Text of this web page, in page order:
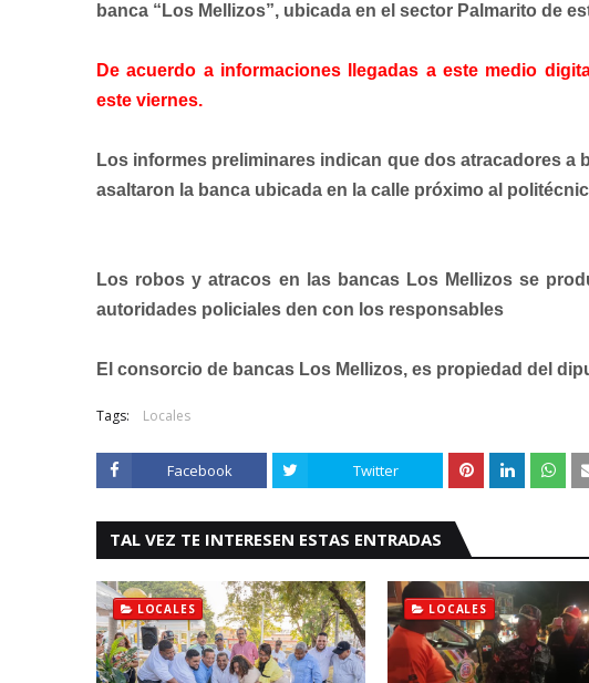
banca “Los Mellizos”, ubicada en el sector Palmarito de
De acuerdo a informaciones llegadas a este medio
este viernes.
Los informes preliminares indican que dos atracadores a
asaltaron la banca ubicada en la calle próximo al
Los robos y atracos en las bancas Los Mellizos se
autoridades policiales den con los responsables
El consorcio de bancas Los Mellizos, es propiedad del
Tags: Locales
Facebook Twitter
TAL VEZ TE INTERESEN ESTAS ENTRADAS
LOCALES LOCALES